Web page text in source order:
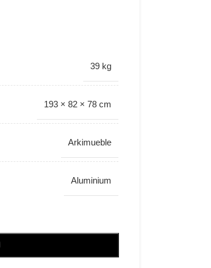
39 kg
193 × 82 × 78 cm
Arkimueble
Aluminium